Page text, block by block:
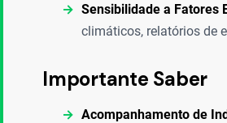
Sensibilidade a Fatores
climáticos, relatórios de
Importante Saber
Acompanhamento de